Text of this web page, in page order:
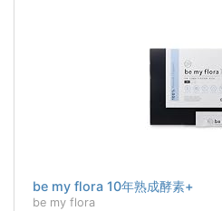
be my flora 10年熟成酵素+
be my flora